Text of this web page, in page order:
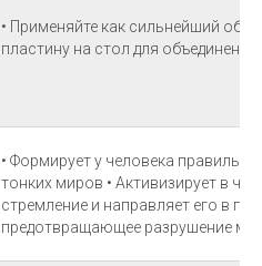
• Применяйте как сильнейший
пластину на стол для
• Формирует у человека
тонких миров • Активизирует в
стремление и направляет его в
предотвращающее разрушение